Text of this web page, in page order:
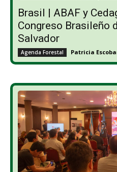
Brasil | ABAF y
Congreso Brasileño
Salvador
Agenda Forestal Patricia